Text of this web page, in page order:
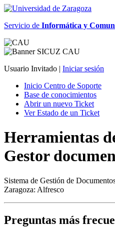
Servicio de Informática y
Usuario Invitado | Iniciar sesión
Inicio Centro de Soporte
Base de conocimientos
Abrir un nuevo Ticket
Ver Estado de un Ticket
Herramientas
Gestor
Sistema de Gestión de
Zaragoza: Alfresco
Preguntas más